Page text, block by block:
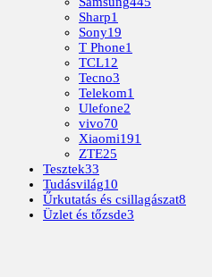
Sharp1
Sony19
T Phone1
TCL12
Tecno3
Telekom1
Ulefone2
vivo70
Xiaomi191
ZTE25
Tesztek33
Tudásvilág10
Űrkutatás és csillagászat8
Üzlet és tőzsde3